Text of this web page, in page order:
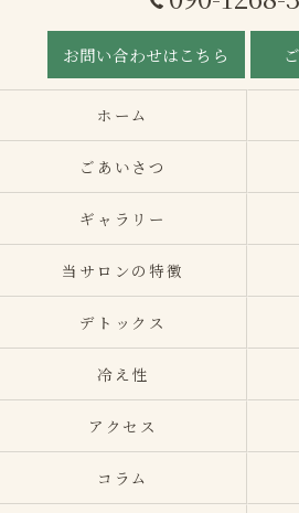
お問い合わせはこちら
ホーム
ごあいさつ
ギャラリー
当サロンの特徴
デトックス
冷え性
アクセス
コラム